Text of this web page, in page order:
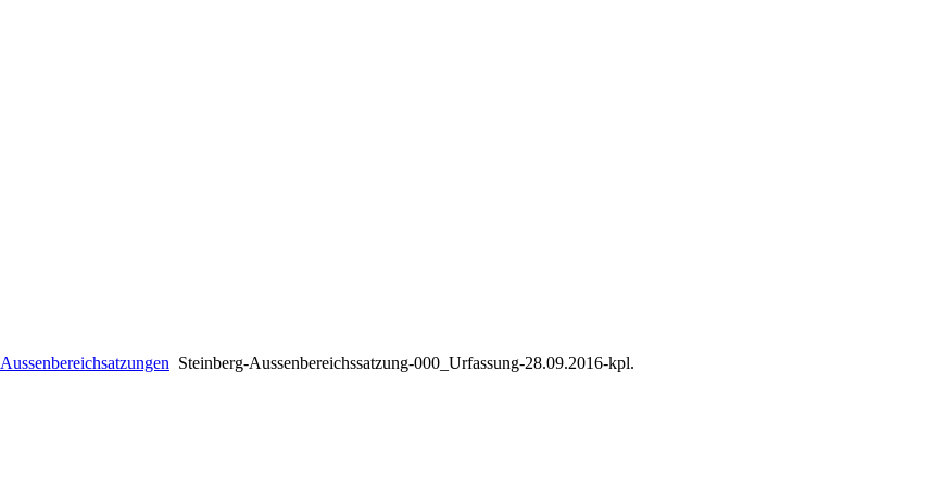
Aussenbereichsatzungen Steinberg-Aussenbereichssatzung-000_Urfassung-28.09.2016-kpl.